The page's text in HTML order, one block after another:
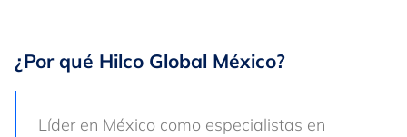
¿Por qué Hilco Global México?
Líder en México como especialistas en